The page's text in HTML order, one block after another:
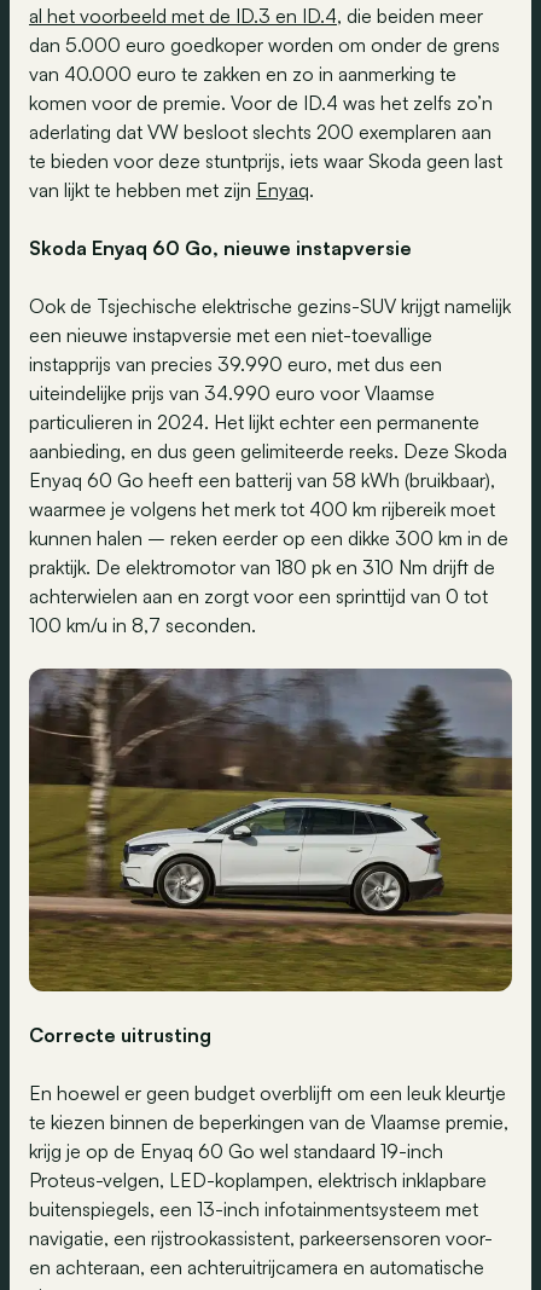
al het voorbeeld met de ID.3 en ID.4, die beiden meer
dan 5.000 euro goedkoper worden om onder de grens
van 40.000 euro te zakken en zo in aanmerking te
komen voor de premie. Voor de ID.4 was het zelfs zo’n
aderlating dat VW besloot slechts 200 exemplaren aan
te bieden voor deze stuntprijs, iets waar Skoda geen last
van lijkt te hebben met zijn Enyaq.
Skoda Enyaq 60 Go, nieuwe instapversie
Ook de Tsjechische elektrische gezins-SUV krijgt namelijk
een nieuwe instapversie met een niet-toevallige
instapprijs van precies 39.990 euro, met dus een
uiteindelijke prijs van 34.990 euro voor Vlaamse
particulieren in 2024. Het lijkt echter een permanente
aanbieding, en dus geen gelimiteerde reeks. Deze Skoda
Enyaq 60 Go heeft een batterij van 58 kWh (bruikbaar),
waarmee je volgens het merk tot 400 km rijbereik moet
kunnen halen – reken eerder op een dikke 300 km in de
praktijk. De elektromotor van 180 pk en 310 Nm drijft de
achterwielen aan en zorgt voor een sprinttijd van 0 tot
100 km/u in 8,7 seconden.
Correcte uitrusting
En hoewel er geen budget overblijft om een leuk kleurtje
te kiezen binnen de beperkingen van de Vlaamse premie,
krijg je op de Enyaq 60 Go wel standaard 19-inch
Proteus-velgen, LED-koplampen, elektrisch inklapbare
buitenspiegels, een 13-inch infotainmentsysteem met
navigatie, een rijstrookassistent, parkeersensoren voor-
en achteraan, een achteruitrijcamera en automatische